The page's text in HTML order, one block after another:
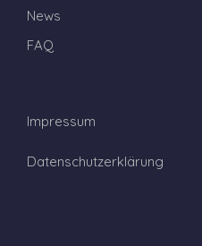
News
FAQ
Impressum
Datenschutzerklärung